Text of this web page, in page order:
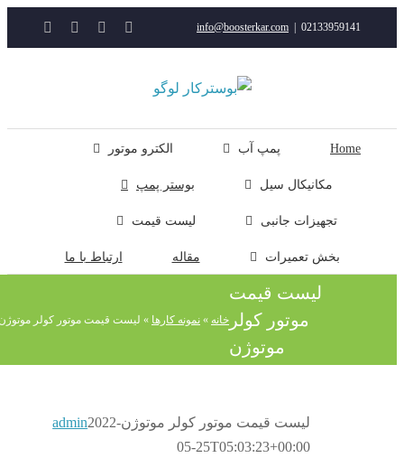
|
info@boosterkar.com
YouTube
Instagram
Rss ایمیل
الکترو موتور
مکانیکال سیل بوستر پمپ
تجهیزات جانبی لیست قیمت
بخش تعمیرات ارتباط با ما
لیست قیمت
موتور کولر
موتوژن
خانه»نمونه کارها»لیست قیمت موتور کولر موتوژن
لیست قیمت موتور کولر موتوژن admin 2022-
05-25T05:03:23+00:00